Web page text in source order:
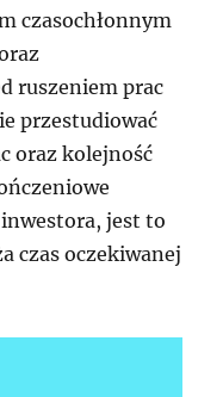
czasochłonnym
ruszeniem prac
przestudiować
oraz kolejność
inwestora, jest to
czas oczekiwanej